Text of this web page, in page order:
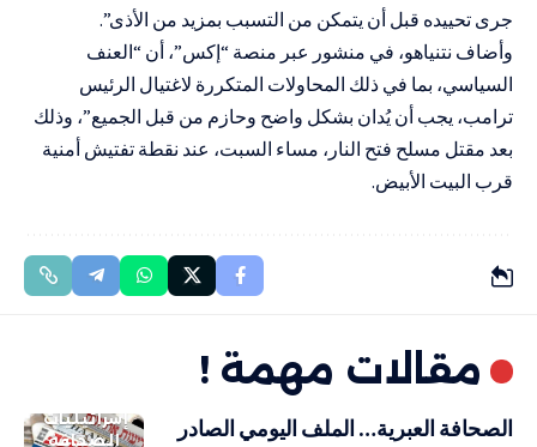
جرى تحييده قبل أن يتمكن من التسبب بمزيد من الأذى”.
وأضاف نتنياهو، في منشور عبر منصة “إكس”، أن “العنف
السياسي، بما في ذلك المحاولات المتكررة لاغتيال الرئيس
ترامب، يجب أن يُدان بشكل واضح وحازم من قبل الجميع”، وذلك
بعد مقتل مسلح فتح النار، مساء السبت، عند نقطة تفتيش أمنية
قرب البيت الأبيض.
مقالات مهمة !
إسرائيليات
الصحافة
الصحافة العبرية… الملف اليومي الصادر